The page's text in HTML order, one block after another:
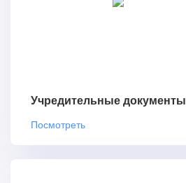
Учредительные документы
Посмотреть